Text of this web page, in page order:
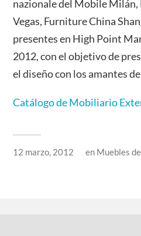
nazionale del Mobile
Vegas, Furniture China
presentes en High Point
2012, con el objetivo de
el diseño con los amantes
Catálogo de Mobiliario
12 marzo, 2012 en Muebles